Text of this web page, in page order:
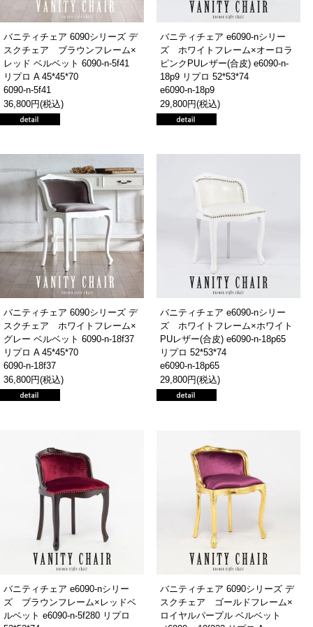
バニティチェア 6090シリーズ デ
スクチェア ブラウンフレーム×
レッド ベルベット 6090-n-5f41
リプロ A 45*45*70
6090-n-5f41
36,800円(税込)
バニティチェア e6090-nシリー
ズ ホワイトフレーム×オーロラ
ピンクPUレザー(合皮) e6090-n-
18p9 リプロ 52*53*74
e6090-n-18p9
29,800円(税込)
バニティチェア 6090シリーズ デ
スクチェア ホワイトフレーム×
グレー ベルベット 6090-n-18f37
リプロ A 45*45*70
6090-n-18f37
36,800円(税込)
バニティチェア e6090-nシリー
ズ ホワイトフレーム×ホワイト
PUレザー(合皮) e6090-n-18p65
リプロ 52*53*74
e6090-n-18p65
29,800円(税込)
バニティチェア e6090-nシリー
ズ ブラウンフレーム×レッドベ
ルベット e6090-n-5f280 リプロ
バニティチェア 6090シリーズ デ
スクチェア ゴールドフレーム×
ロイヤルパープル ベルベット